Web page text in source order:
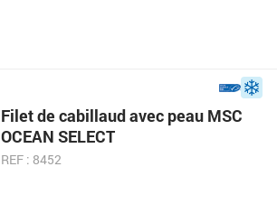
Filet de cabillaud avec peau MSC
OCEAN SELECT
REF : 8452